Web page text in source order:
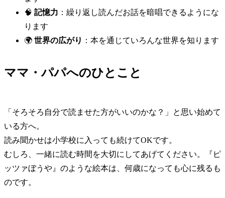
🧠 記憶力 ：繰り返し読んだお話を暗唱できるようにな
ります
🌍 世界の広がり ：本を通じていろんな世界を知ります
ママ・パパへのひとこと
「そろそろ自分で読ませた方がいいのかな？」と思い始めて
いる方へ。
読み聞かせは小学校に入っても続けてOKです。
むしろ、一緒に読む時間を大切にしてあげてください。『ピ
ッツァぼうや』のような絵本は、何歳になっても心に残るも
のです。